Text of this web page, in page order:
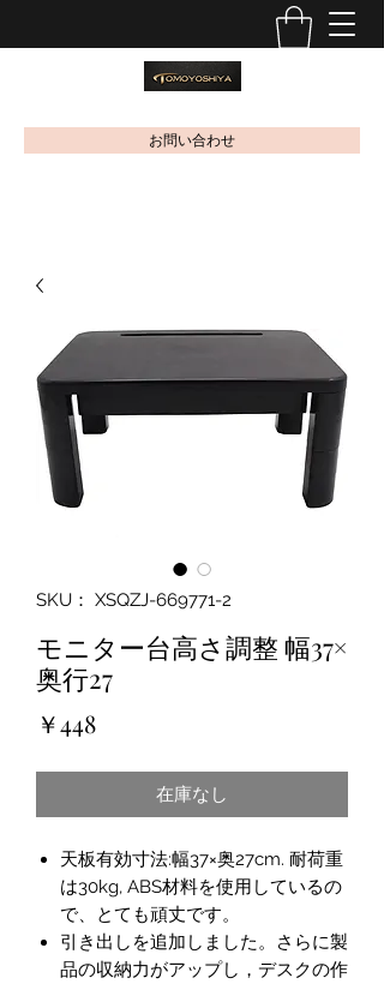
お問い合わせ
SKU： XSQZJ-669771-2
モニター台高さ調整 幅37×
奥行27
￥448価
在庫なし
天板有効寸法:幅37×奥27cm. 耐荷重
は30kg, ABS材料を使用しているの
で、とても頑丈です。
引き出しを追加しました。さらに製
品の収納力がアップし，デスクの作